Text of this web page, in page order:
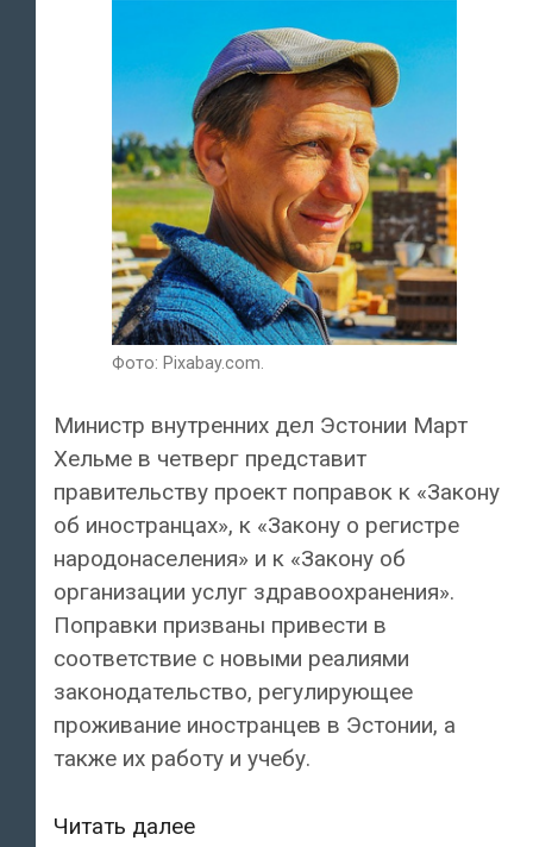
Фото: Pixabay.com.
Министр внутренних дел Эстонии Март
Хельме в четверг представит
правительству проект поправок к «Закону
об иностранцах», к «Закону о регистре
народонаселения» и к «Закону об
организации услуг здравоохранения».
Поправки призваны привести в
соответствие с новыми реалиями
законодательство, регулирующее
проживание иностранцев в Эстонии, а
также их работу и учебу.
Читать далееМВД